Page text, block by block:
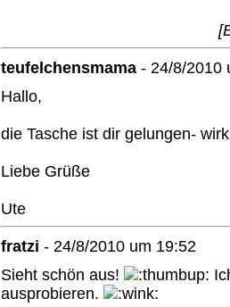
teufelchensmama - 24/8/2010
Hallo,
die Tasche ist dir gelungen-
Liebe Grüße
Ute
fratzi - 24/8/2010 um 19:52
Sieht schön aus!
ausprobieren.